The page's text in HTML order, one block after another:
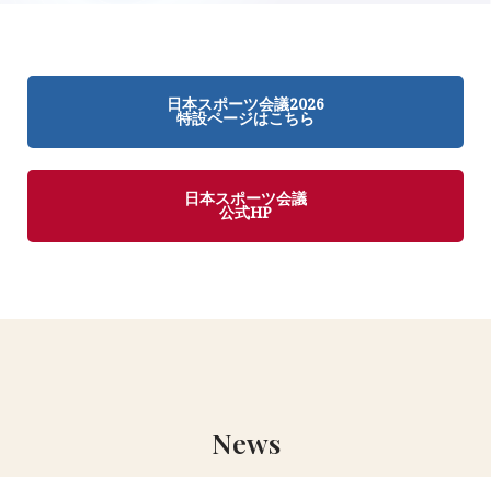
日本スポーツ会議2026
特設ページはこちら
日本スポーツ会議
公式HP
News